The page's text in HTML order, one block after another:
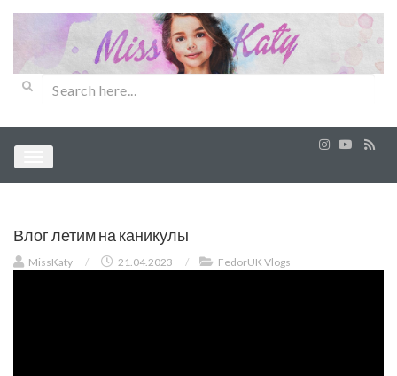
Влог летим на каникулы
MissKaty / 21.04.2023 / FedorUK Vlogs